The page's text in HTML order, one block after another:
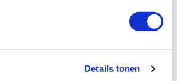
Details tonen